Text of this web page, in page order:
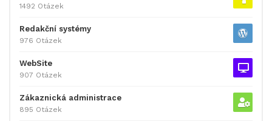
1492 Otázek
Redakční systémy
976 Otázek
WebSite
907 Otázek
Zákaznická administrace
895 Otázek